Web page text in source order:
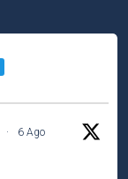
·
6 Ago